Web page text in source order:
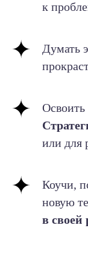
к
Думать
Освоить
или для
Коучи,
новую
в своей